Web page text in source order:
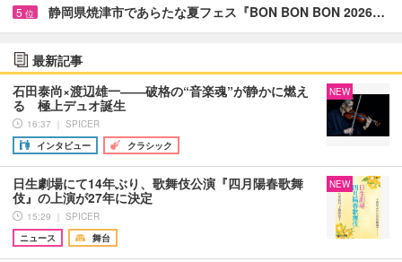
5 位 静岡県焼津市であらたな夏フェス『BON BON BON 2026…
最新記事
石田泰尚×渡辺雄一――破格の“音楽魂”が静かに燃え
る 極上デュオ誕生
16:37 ｜ SPICER
インタビュー
クラシック
NEW
日生劇場にて14年ぶり、歌舞伎公演『四月陽春歌舞
伎』の上演が27年に決定
15:29 ｜ SPICER
ニュース
舞台
NEW